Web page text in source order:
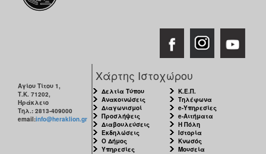
Αγίου Τίτου 1,
Τ.Κ. 71202,
Ηράκλειο
Τηλ.: 2813-409000
email:info@heraklion.gr
Χάρτης Ιστοχώρου
Δελτία Τύπου
Ανακοινώσεις
Διαγωνισμοί
Προσλήψεις
Διαβουλεύσεις
Εκδηλώσεις
Ο Δήμος
Υπηρεσίες
Κ.Ε.Π.
Τηλέφωνα
e-Υπηρεσίες
e-Αιτήματα
Η Πόλη
Ιστορία
Κνωσός
Μουσεία